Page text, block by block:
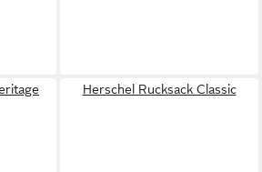
Herschel Rucksack Classic